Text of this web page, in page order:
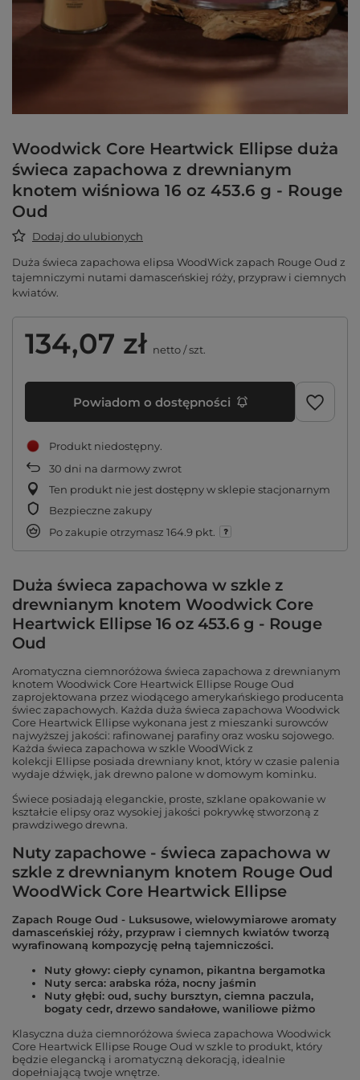
Woodwick Core Heartwick Ellipse duża
świeca zapachowa z drewnianym
knotem wiśniowa 16 oz 453.6 g - Rouge
Oud
Dodaj do ulubionych
Duża świeca zapachowa elipsa WoodWick zapach Rouge Oud z
tajemniczymi nutami damasceńskiej róży, przypraw i ciemnych
kwiatów.
134,07 zł netto/szt.
Powiadom o dostępności
Produkt niedostępny
30 dni na darmowy zwrot
Ten produkt nie jest dostępny w sklepie stacjonarnym
Bezpieczne zakupy
Po zakupie otrzymasz 164.9 pkt.
Duża świeca zapachowa w szkle z
drewnianym knotem Woodwick Core
Heartwick Ellipse 16 oz 453.6 g - Rouge
Oud
Aromatyczna ciemnoróżowa świeca zapachowa z drewnianym
knotem Woodwick Core Heartwick Ellipse Rouge Oud
zaprojektowana przez wiodącego amerykańskiego producenta
świec zapachowych. Każda duża świeca zapachowa Woodwick
Core Heartwick Ellipse wykonana jest z mieszanki surowców
najwyższej jakości: rafinowanej parafiny oraz wosku sojowego.
Każda świeca zapachowa w szkle WoodWick z
kolekcji Ellipse posiada drewniany knot, który w czasie palenia
wydaje dźwięk, jak drewno palone w domowym kominku.
Świece posiadają eleganckie, proste, szklane opakowanie w
kształcie elipsy oraz wysokiej jakości pokrywkę stworzoną z
prawdziwego drewna.
Nuty zapachowe - świeca zapachowa w
szkle z drewnianym knotem Rouge Oud
WoodWick Core Heartwick Ellipse
Zapach Rouge Oud - Luksusowe, wielowymiarowe aromaty
damasceńskiej róży, przypraw i ciemnych kwiatów tworzą
wyrafinowaną kompozycję pełną tajemniczości.
Nuty głowy: ciepły cynamon, pikantna bergamotka
Nuty serca: arabska róża, nocny jaśmin
Nuty głębi: oud, suchy bursztyn, ciemna paczula,
bogaty cedr, drzewo sandałowe, waniliowe piżmo
Klasyczna duża ciemnoróżowa świeca zapachowa Woodwick
Core Heartwick Ellipse Rouge Oud w szkle to produkt, który
będzie elegancką i aromatyczną dekoracją, idealnie
dopełniającą twoje wnętrze.